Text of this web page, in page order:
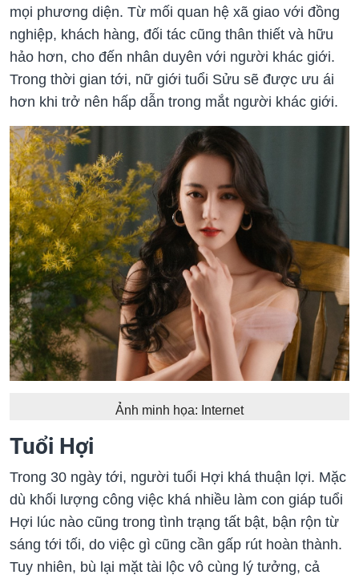
mọi phương diện. Từ mối quan hệ xã giao với đồng
nghiệp, khách hàng, đối tác cũng thân thiết và hữu
hảo hơn, cho đến nhân duyên với người khác giới.
Trong thời gian tới, nữ giới tuổi Sửu sẽ được ưu ái
hơn khi trở nên hấp dẫn trong mắt người khác giới.
Ảnh minh họa: Internet
Tuổi Hợi
Trong 30 ngày tới, người tuổi Hợi khá thuận lợi. Mặc
dù khối lượng công việc khá nhiều làm con giáp tuổi
Hợi lúc nào cũng trong tình trạng tất bật, bận rộn từ
sáng tới tối, do việc gì cũng cần gấp rút hoàn thành.
Tuy nhiên, bù lại mặt tài lộc vô cùng lý tưởng, cả